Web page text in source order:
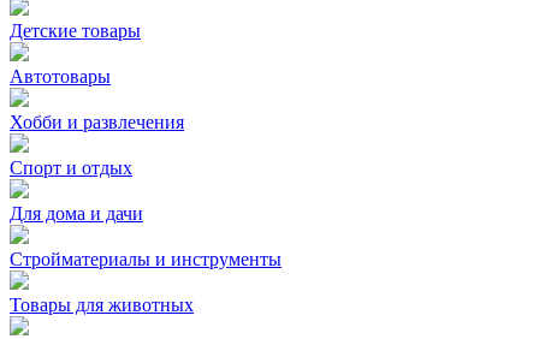
Детские товары
Автотовары
Хобби и развлечения
Спорт и отдых
Для дома и дачи
Стройматериалы и инструменты
Товары для животных